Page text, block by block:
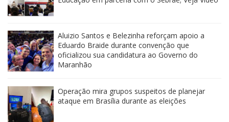
Aluizio Santos e Belezinha reforçam apoio a
Eduardo Braide durante convenção que
oficializou sua candidatura ao Governo do
Maranhão
Operação mira grupos suspeitos de planejar
ataque em Brasília durante as eleições